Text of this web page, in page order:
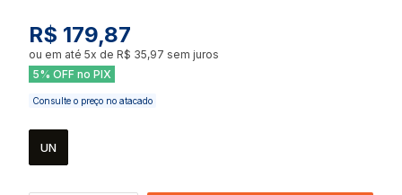
R$ 179,87
ou em até 5x de R$ 35,97 sem juros
5% OFF no PIX
Consulte o preço no atacado
UN